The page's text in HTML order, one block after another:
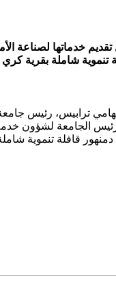
خدماتها لصناعة
تنموية شاملة بقرية كري
ترابيس، رئيس
رئيس الجامعة لشؤون
دمنهور قافلة تنموية